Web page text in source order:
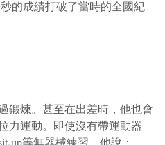
的成績打破了當時的全國紀
鍛煉。甚至在出差時，他也會
力運動。即使沒有帶運動器
up等無器械練習。他說：